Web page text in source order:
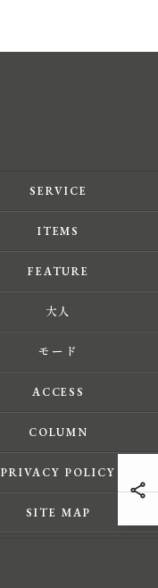
SERVICE
ITEMS
FEATURE
大人
モード
ACCESS
COLUMN
PRIVACY POLICY
SITE MAP